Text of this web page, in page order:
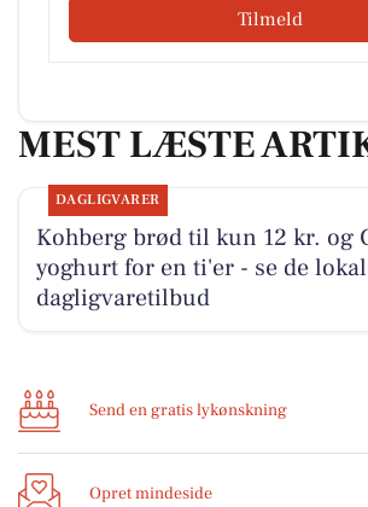
Tilmeld
MEST LÆSTE
DAGLIGVARER
Kohberg brød til kun 12 kr. og
yoghurt for en ti'er - se de
dagligvaretilbud
Send en gratis lykønskning
Opret mindeside